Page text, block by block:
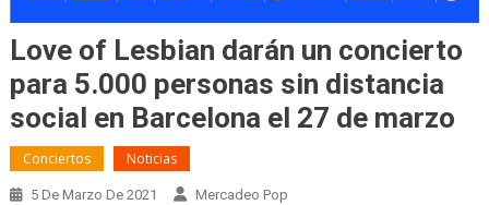
Love of Lesbian darán un concierto
para 5.000 personas sin distancia
social en Barcelona el 27 de marzo
Conciertos Noticias
5 De Marzo De 2021 Mercadeo Pop